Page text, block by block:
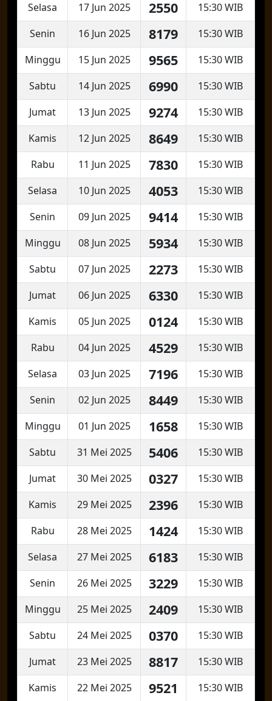
Selasa
17 Jun 2025 2550
15:30 WIB
Senin
16 Jun 2025 8179
15:30 WIB
Minggu
15 Jun 2025 9565
15:30 WIB
Sabtu
14 Jun 2025 6990
15:30 WIB
Jumat
13 Jun 2025 9274
15:30 WIB
Kamis
12 Jun 2025 8649
15:30 WIB
Rabu
11 Jun 2025 7830
15:30 WIB
Selasa
10 Jun 2025 4053
15:30 WIB
Senin
09 Jun 2025 9414
15:30 WIB
Minggu
08 Jun 2025 5934
15:30 WIB
Sabtu
07 Jun 2025 2273
15:30 WIB
Jumat
06 Jun 2025 6330
15:30 WIB
Kamis
05 Jun 2025 0124
15:30 WIB
Rabu
04 Jun 2025 4529
15:30 WIB
Selasa
03 Jun 2025 7196
15:30 WIB
Senin
02 Jun 2025 8449
15:30 WIB
Minggu
01 Jun 2025 1658
15:30 WIB
Sabtu
31 Mei 2025 5406
15:30 WIB
Jumat
30 Mei 2025 0327
15:30 WIB
Kamis
29 Mei 2025 2396
15:30 WIB
Rabu
28 Mei 2025 1424
15:30 WIB
Selasa
27 Mei 2025 6183
15:30 WIB
Senin
26 Mei 2025 3229
15:30 WIB
Minggu
25 Mei 2025 2409
15:30 WIB
Sabtu
24 Mei 2025 0370
15:30 WIB
Jumat
23 Mei 2025 8817
15:30 WIB
Kamis
22 Mei 2025 9521
15:30 WIB